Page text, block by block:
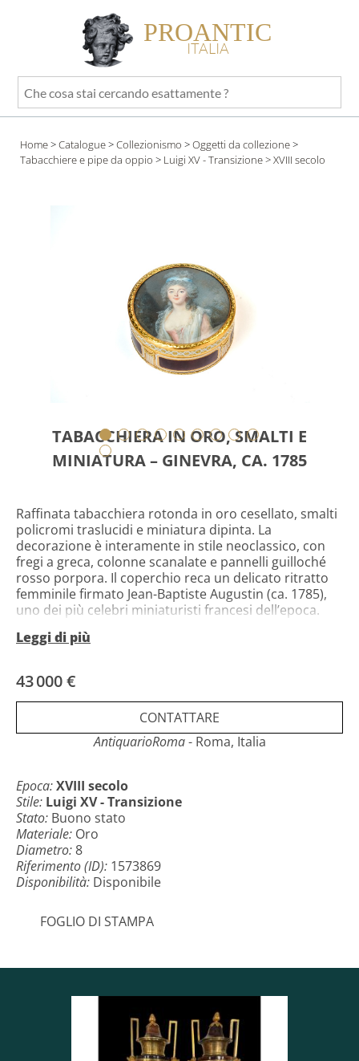
PROANTIC
ITALIA
Che
cosa
cercando
esattamente
Home>Catalogue>Collezionismo >Oggetti da collezione>
Tabacchiere e pipe da oppio > Luigi XV - Transizione> XVIII secolo
TABACCHIERA IN ORO, SMALTI E
MINIATURA – GINEVRA, CA. 1785
Raffinata tabacchiera rotonda in oro cesellato, smalti
policromi traslucidi e miniatura dipinta. La
decorazione è interamente in stile neoclassico, con
fregi a greca, colonne scanalate e pannelli guilloché
rosso porpora. Il coperchio reca un delicato ritratto
femminile firmato Jean-Baptiste Augustin (ca. 1785),
uno dei più celebri miniaturisti francesi dell’epoca.
All’interno sono presenti i punzoni:
Maestro orafo: J.D.
Dimensioni: diametro 7 cm, altezza 3 cm
Peso lordo: 197,32 grammi
Un’opera d’eccellenza frutto della collaborazione tra
la grande oreficeria ginevrina e la pittura in miniatura
francese di fine Settecento.
Leggi di più
43 000 €
CONTATTARE
AntiquarioRoma- Roma, Italia
Epoca:XVIII secolo
Stile: Luigi XV - Transizione
Stato: Buono stato
Materiale: Oro
Diametro:8
Riferimento (ID): 1573869
Disponibilità: Disponibile
FOGLIO DI STAMPA